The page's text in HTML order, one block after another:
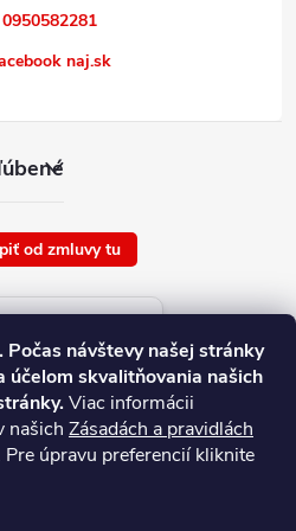
Počas návštevy našej stránky
účelom skvalitňovania našich
Viac informácii
našich Zásadách a pravidlách
Pre úpravu preferencií kliknite
0950582281
naj.sk
od zmluvy tu
ceny tovaru
: 7/8/2026